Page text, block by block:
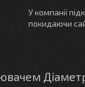
У компанії
покидаючи